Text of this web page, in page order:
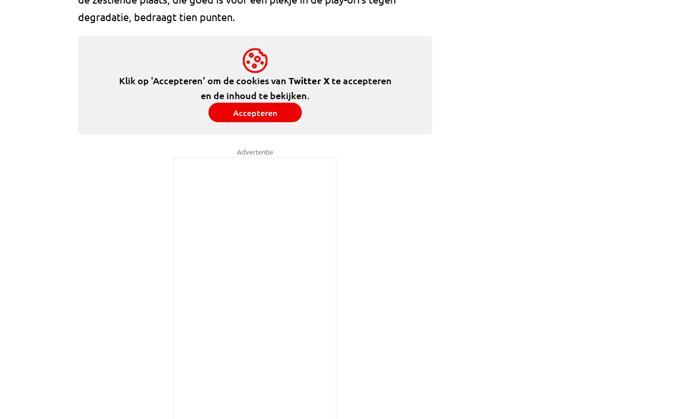
degradatie, bedraagt tien punten.
Klik op 'Accepteren' om de cookies van Twitter Xte accepteren
en de inhoud te bekijken.
Accepteren
Advertentie